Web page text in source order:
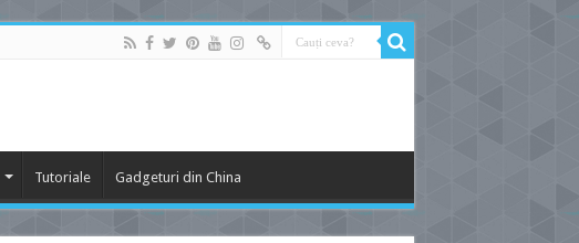
Tutoriale Gadgeturi din China